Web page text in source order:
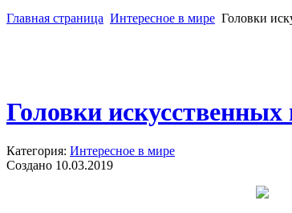
Главная страница Интересное в мире Головки
Головки
Категория: Интересное в мире
Создано 10.03.2019